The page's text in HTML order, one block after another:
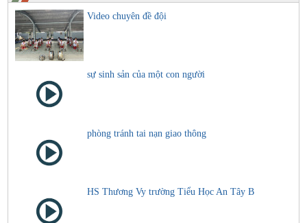
Video chuyên đề đội
sự sinh sản của một con người
phòng tránh tai nạn giao thông
HS Thương Vy trường Tiểu Học An Tây B